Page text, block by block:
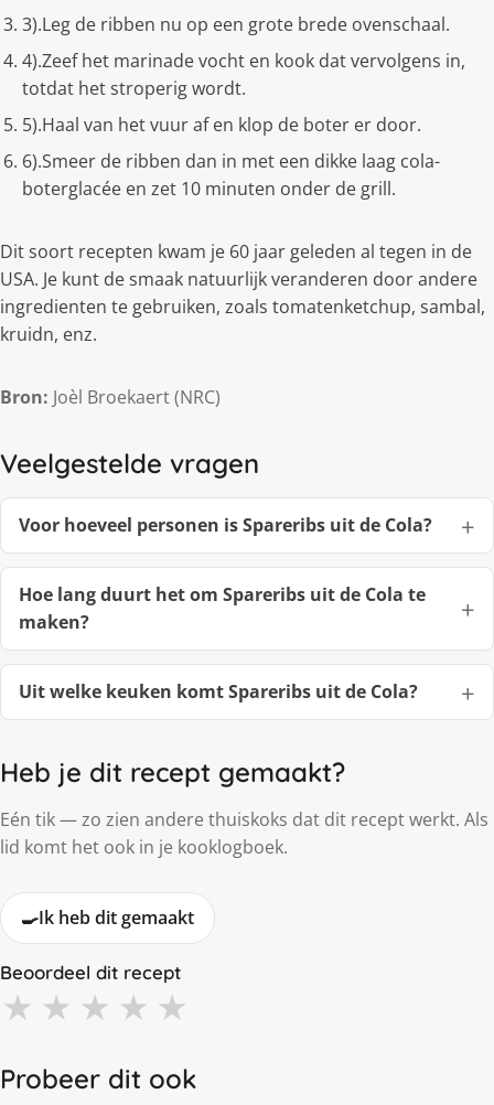
3).Leg de ribben nu op een grote brede ovenschaal.
4).Zeef het marinade vocht en kook dat vervolgens in,
totdat het stroperig wordt.
5).Haal van het vuur af en klop de boter er door.
6).Smeer de ribben dan in met een dikke laag cola-
boterglacée en zet 10 minuten onder de grill.
Dit soort recepten kwam je 60 jaar geleden al tegen in de
USA. Je kunt de smaak natuurlijk veranderen door andere
ingredienten te gebruiken, zoals tomatenketchup, sambal,
kruidn, enz.
Bron: Joèl Broekaert (NRC)
Veelgestelde vragen
Voor hoeveel personen is Spareribs uit de Cola?
Hoe lang duurt het om Spareribs uit de Cola te
maken?
Uit welke keuken komt Spareribs uit de Cola?
Heb je dit recept gemaakt?
Eén tik — zo zien andere thuiskoks dat dit recept werkt. Als
lid komt het ook in je kooklogboek.
🍳Ik heb dit gemaakt
Beoordeel dit recept
★ ★ ★ ★ ★
Probeer dit ook